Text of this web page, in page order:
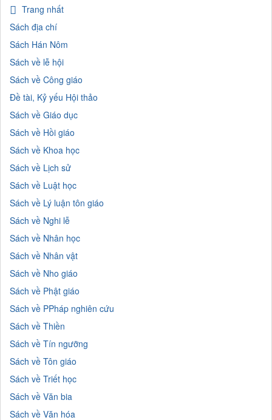
Trang nhất
Sách địa chí
Sách Hán Nôm
Sách về lễ hội
Sách về Công giáo
Đề tài, Kỷ yếu Hội thảo
Sách về Giáo dục
Sách về Hồi giáo
Sách về Khoa học
Sách về Lịch sử
Sách về Luật học
Sách về Lý luận tôn giáo
Sách về Nghi lễ
Sách về Nhân học
Sách về Nhân vật
Sách về Nho giáo
Sách về Phật giáo
Sách về PPháp nghiên cứu
Sách về Thiền
Sách về Tín ngưỡng
Sách về Tôn giáo
Sách về Triết học
Sách về Văn bia
Sách về Văn hóa